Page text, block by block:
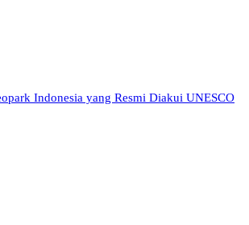
Indonesia yang Resmi Diakui UNESCO